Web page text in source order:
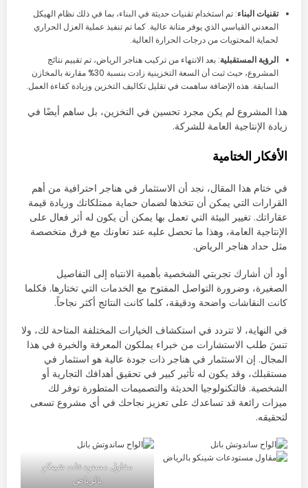
تقنيات البناء: تم استخدام تقنيات حديثة في البناء، بما في ذلك نظام الهيكل
المعدني القياسي الذي يوفر متانة عالية. كما تم تنفيذ عملية العزل الحراري
لحماية المحتويات من درجات الحرارة العالية.
الرؤية المستقبلية: بعد الانتهاء من تركيب هناجر الرياض، تم تقييم نتائج
المشروع، حيث ثبت أن السعة التخزينية زادت بنسبة 30% مقارنة بالمخازن
السابقة. هذه الإضافة ساهمت في تقليل تكاليف التخزين وزيادة كفاءة العمل.
هذا المشروع لم يكن مجرد تحسين في التخزين، بل ساهم أيضًا في
زيادة الإنتاجية العامة للشركة.
الأفكار الختامية
في ختام هذا المقال، نجد أن الاستثمار في هناجر احترافية من أهم
القرارات التي يمكن أن تتخذها لضمان حماية ممتلكاتك وزيادة قيمة
عقاراتك. تغيير البيئة التي تعمل بها يمكن أن يكون له أثر فعال على
الإنتاجية العامة، وهذا ما تحصل عليه عند تعاونك مع فرق متخصصة
مثل حداد هناجر الرياض.
أود أن أشارك تجربتي الشخصية بأهمية الانتباه إلى التفاصيل
الصغيرة، وضرورة التواصل المفتوح مع الخدمات التي تختارها. فكلما
كانت النقاشات واضحة ودقيقة، كلما كانت النتائج أكثر نجاحاً.
في النهاية، لا تتردد في استكشاف الخيارات المختلفة المتاحة لك، ولا
تنسَ طلب الاستشارات من خبراء يملكون المعرفة والخبرة في هذا
المجال. إن الاستثمار في هناجر ذات جودة عالية هو استثمار في
مستقبلك، وقد يكون له تأثير كبير في تحقيق أهدافك التجارية أو
الشخصية. فالتكنولوجيا الحديثة والتصميمات المتطورة توفر لك
ميزات رائعة قد تساعدك على تعزيز نجاحك في أي مشروع تسعى
لتحقيقه.
مقاول مستودعات شينكو
بالرياض